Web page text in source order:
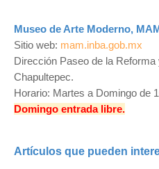
Museo de Arte Moderno,
Sitio web: mam.inba.gob.mx
Dirección Paseo de la
Chapultepec.
Horario: Martes a Domingo de
Domingo entrada libre.
Artículos que pueden